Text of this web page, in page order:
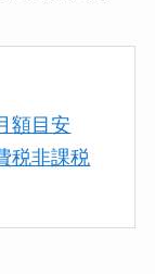
額目安
税非課税